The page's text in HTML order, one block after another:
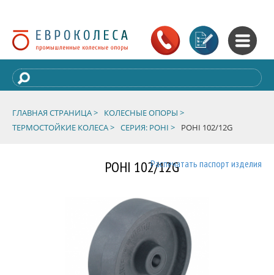
ГЛАВНАЯ СТРАНИЦА >
КОЛЕСНЫЕ ОПОРЫ >
ТЕРМОСТОЙКИЕ КОЛЕСА > СЕРИЯ: POHI > POHI 102/12G
POHI 102/12GРаспечатать паспорт изделия